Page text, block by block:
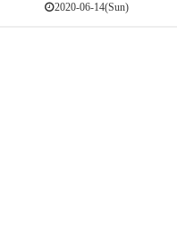
2020-06-14(Sun)